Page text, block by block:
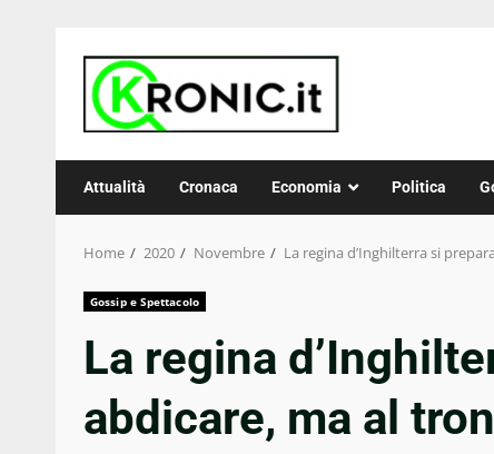
content
Attualità Cronaca Economia Politica
Home 2020 Novembre La regina d’Inghilterra si
Gossip e Spettacolo
La regina
abdicare, ma al